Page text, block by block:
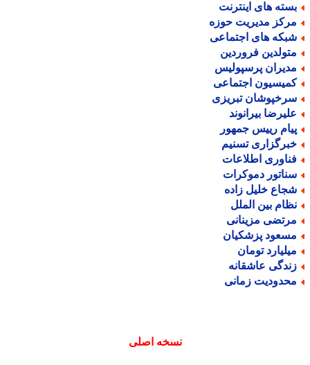
های اینترنت
مدیریت حوزه
های اجتماعی
فروردین
پرسپولیس
اجتماعی
تبریزی
بیرانوند
رییس جمهور
تسنیم
اطلاعات
دموکرات
خلیل زاده
بین الملل
مزینانی
پزشکیان
تومان
عاشقانه
زمانی
نسخه اصلی